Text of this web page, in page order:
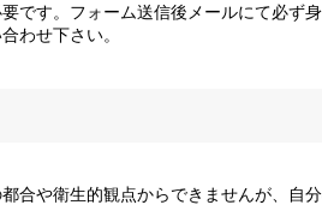
です。フォーム送信後メールにて必ず身
わせ下さい。
合や衛生的観点からできませんが、自